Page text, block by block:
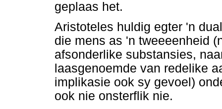
geplaas het.
Aristoteles huldig egter 'n
die mens as 'n tweeeenheid
afsonderlike substansies,
laasgenoemde van redelike
implikasie ook sy gevoel)
ook nie onsterflik nie.